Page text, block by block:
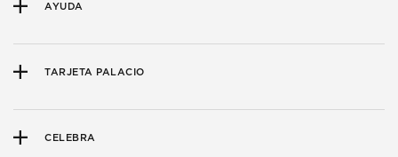
AYUDA
TARJETA PALACIO
CELEBRA